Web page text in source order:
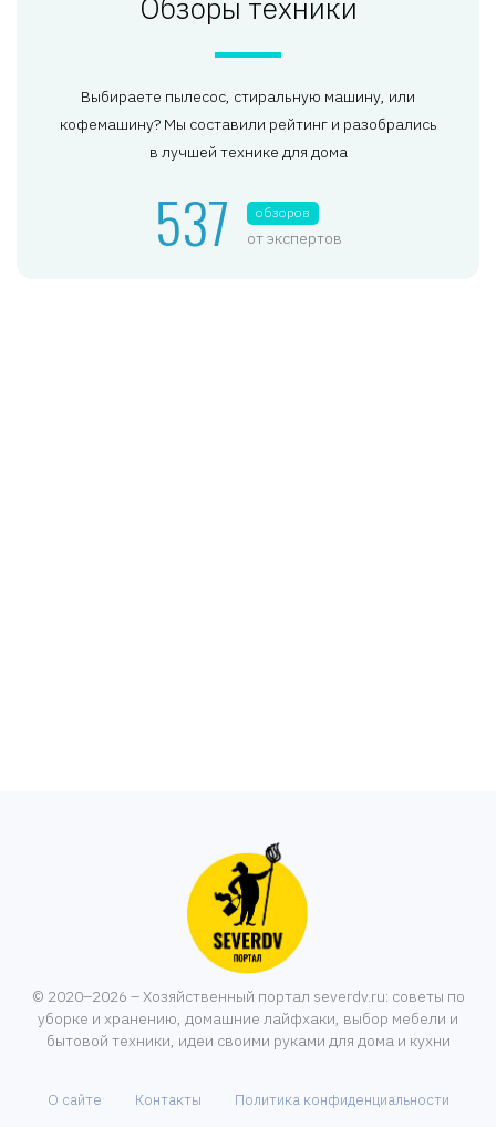
Выбираете пылесос, стиральную машину, или
кофемашину? Мы составили рейтинг и разобрались
в лучшей технике для дома
537 обзоров
от экспертов
© 2020–2026 – Хозяйственный портал severdv.ru: советы по
уборке и хранению, домашние лайфхаки, выбор мебели и
бытовой техники, идеи своими руками для дома и кухни
О сайте Контакты
Политика конфиденциальности